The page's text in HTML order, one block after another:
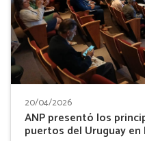
20/04/2026
ANP presentó los
puertos del Uruguay en